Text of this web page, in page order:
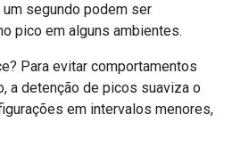
segundo podem ser
pico em alguns ambientes.
Para evitar comportamentos
a detenção de picos suaviza o
em intervalos menores,